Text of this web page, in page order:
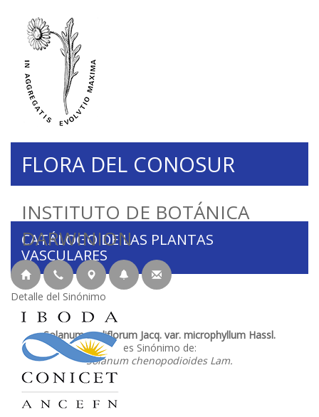
INSTITUTO DE BOTÁNICA
DARWINION
FLORA DEL CONOSUR
CATÁLOGO DE LAS PLANTAS
VASCULARES
Detalle del Sinónimo
Solanum nodiflorum Jacq. var. microphyllum Hassl.
es Sinónimo de:
Solanum chenopodioides Lam.